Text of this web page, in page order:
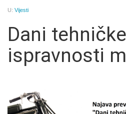
U: Vijesti
Dani tehničke
ispravnosti